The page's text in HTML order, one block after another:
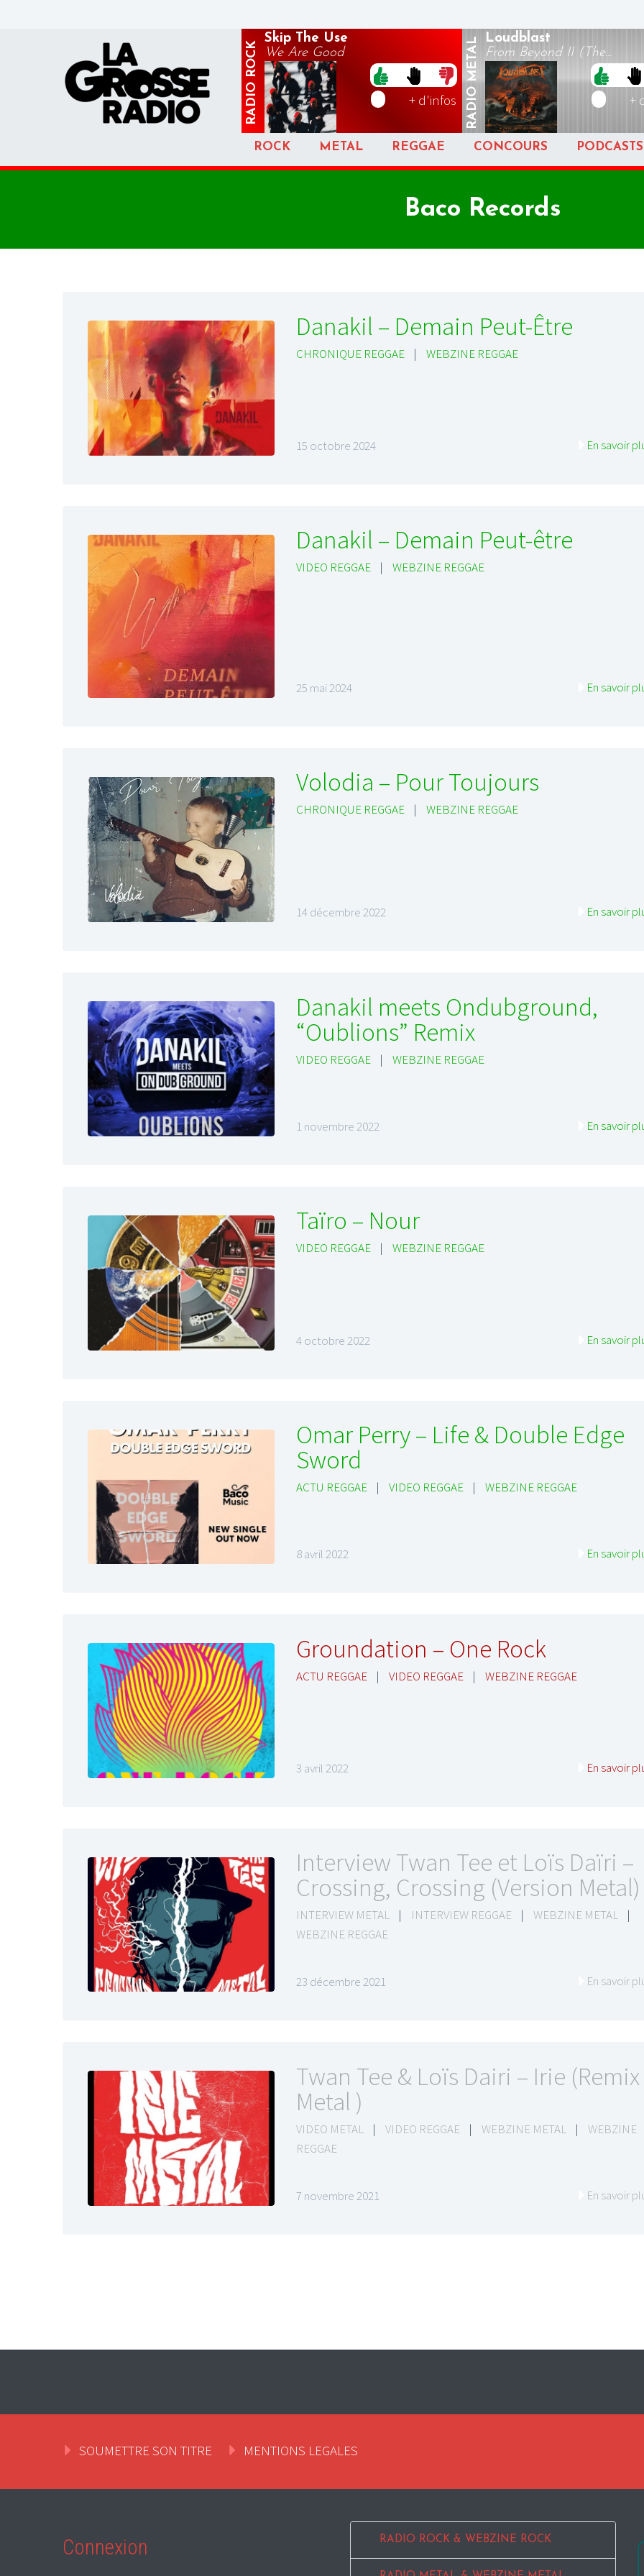
RADIO
ROCK
Skip The Use
We Are Good
+ d'infos RADIO
METAL Loudblast
From Beyond II (The...
+
ROCK METAL REGGAE CONCOURS PODCASTS
Baco Records
Danakil – Demain Peut-Être
CHRONIQUE REGGAE | WEBZINE REGGAE
15 octobre 2024 En savoir
Danakil – Demain Peut-être
VIDEO REGGAE | WEBZINE REGGAE
25 mai 2024 En savoir
Volodia – Pour Toujours
CHRONIQUE REGGAE | WEBZINE REGGAE
14 décembre 2022 En savoir
Danakil meets Ondubground,
“Oublions” Remix
VIDEO REGGAE | WEBZINE REGGAE
1 novembre 2022 En savoir
Taïro – Nour
VIDEO REGGAE | WEBZINE REGGAE
4 octobre 2022 En savoir
Omar Perry – Life & Double Edge
Sword
ACTU REGGAE | VIDEO REGGAE | WEBZINE REGGAE
8 avril 2022 En savoir
Groundation – One Rock
ACTU REGGAE | VIDEO REGGAE | WEBZINE REGGAE
3 avril 2022 En savoir
Interview Twan Tee et Loïs Daïri –
Crossing, Crossing (Version Metal)
INTERVIEW METAL | INTERVIEW REGGAE | WEBZINE METAL
|
WEBZINE REGGAE
23 décembre 2021 En savoir
Twan Tee & Loïs Dairi – Irie (Remix
Metal )
VIDEO METAL | VIDEO REGGAE | WEBZINE METAL |
WEBZINE
REGGAE
7 novembre 2021 En savoir
LE GROS RIFFIFI
LE GROS RIFFIFI –
Christmas Riffifi 2025 !!!
LE GROS RIFFIFI – Surfin’
The Covers !!!
SOUMETTRE SON TITRE MENTIONS LEGALES
Connexion RADIO ROCK & WEBZINE ROCK